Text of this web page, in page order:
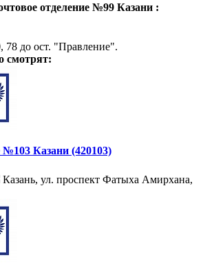
отделение №99 Казани :
до ост. "Правление".
смотрят:
№103 Казани (420103)
Казань, ул. проспект Фатыха Амирхана,